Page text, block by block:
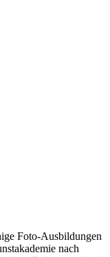
Foto-Ausbildungen
nach